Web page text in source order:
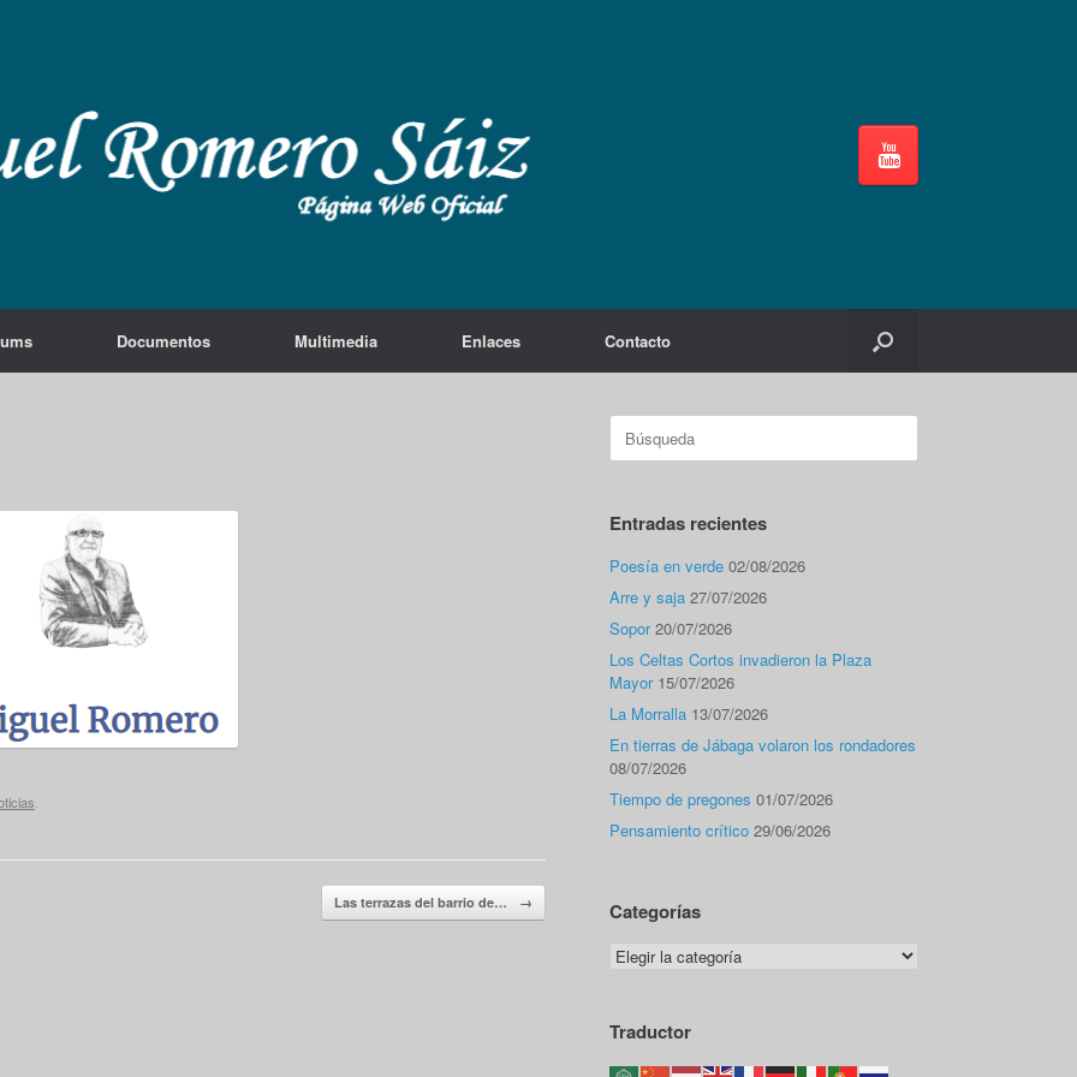
Documentos Multimedia Enlaces Contacto
.
Las terrazas del barrio de… →
Buscar:
Entradas recientes
Poesía en verde 02/08/2026
Arre y saja 27/07/2026
Sopor 20/07/2026
Los Celtas Cortos invadieron la Plaza
Mayor 15/07/2026
La Morralla 13/07/2026
En tierras de Jábaga volaron los rondadores
08/07/2026
Tiempo de pregones 01/07/2026
Pensamiento crítico 29/06/2026
Categorías
Categorías
Traductor